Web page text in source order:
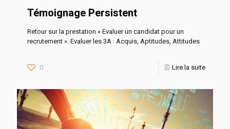
Témoignage Persistent
Retour sur la prestation « Evaluer un candidat pour un
recrutement ». Evaluer les 3A : Acquis, Aptitudes, Attitudes
0 Lire la suite